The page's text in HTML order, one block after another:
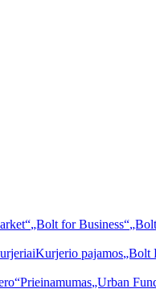
„Bolt for Business“
Kurjerio pajamos„Bolt
Prieinamumas„Urban